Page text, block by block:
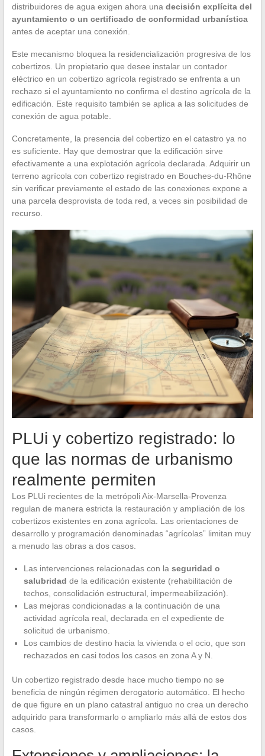
distribuidores de agua exigen ahora una decisión explícita del
ayuntamiento o un certificado de conformidad urbanística
antes de aceptar una conexión.
Este mecanismo bloquea la residencialización progresiva de los
cobertizos. Un propietario que desee instalar un contador
eléctrico en un cobertizo agrícola registrado se enfrenta a un
rechazo si el ayuntamiento no confirma el destino agrícola de la
edificación. Este requisito también se aplica a las solicitudes de
conexión de agua potable.
Concretamente, la presencia del cobertizo en el catastro ya no
es suficiente. Hay que demostrar que la edificación sirve
efectivamente a una explotación agrícola declarada. Adquirir un
terreno agrícola con cobertizo registrado en Bouches-du-Rhône
sin verificar previamente el estado de las conexiones expone a
una parcela desprovista de toda red, a veces sin posibilidad de
recurso.
PLUi y cobertizo registrado: lo
que las normas de urbanismo
realmente permiten
Los PLUi recientes de la metrópoli Aix-Marsella-Provenza
regulan de manera estricta la restauración y ampliación de los
cobertizos existentes en zona agrícola. Las orientaciones de
desarrollo y programación denominadas “agrícolas” limitan muy
a menudo las obras a dos casos.
Las intervenciones relacionadas con la seguridad o
salubridad de la edificación existente (rehabilitación de
techos, consolidación estructural, impermeabilización).
Las mejoras condicionadas a la continuación de una
actividad agrícola real, declarada en el expediente de
solicitud de urbanismo.
Los cambios de destino hacia la vivienda o el ocio, que son
rechazados en casi todos los casos en zona A y N.
Un cobertizo registrado desde hace mucho tiempo no se
beneficia de ningún régimen derogatorio automático. El hecho
de que figure en un plano catastral antiguo no crea un derecho
adquirido para transformarlo o ampliarlo más allá de estos dos
casos.